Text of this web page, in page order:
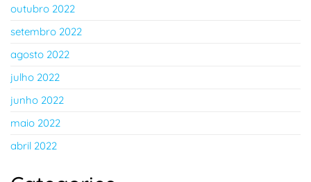
outubro 2022
setembro 2022
agosto 2022
julho 2022
junho 2022
maio 2022
abril 2022